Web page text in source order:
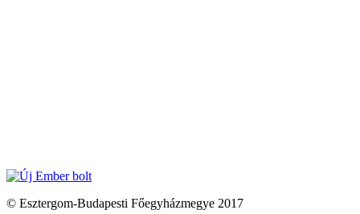
© Esztergom-Budapesti Főegyházmegye 2017